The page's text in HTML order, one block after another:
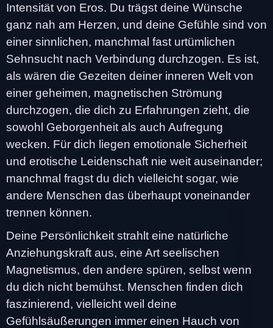
Intensität von Eros. Du trägst deine Wünsche
ganz nah am Herzen, und deine Gefühle sind von
einer sinnlichen, manchmal fast urtümlichen
Sehnsucht nach Verbindung durchzogen. Es ist,
als wären die Gezeiten deiner inneren Welt von
einer geheimen, magnetischen Strömung
durchzogen, die dich zu Erfahrungen zieht, die
sowohl Geborgenheit als auch Aufregung
wecken. Für dich liegen emotionale Sicherheit
und erotische Leidenschaft nie weit auseinander;
manchmal fragst du dich vielleicht sogar, wie
andere Menschen das überhaupt voneinander
trennen können.
Deine Persönlichkeit strahlt eine natürliche
Anziehungskraft aus, eine Art seelischen
Magnetismus, den andere spüren, selbst wenn
du dich nicht bemühst. Menschen finden dich
faszinierend, vielleicht weil deine
Gefühlsäußerungen immer einen Hauch von